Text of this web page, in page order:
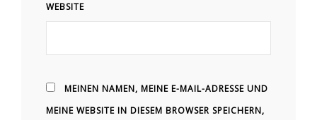
WEBSITE
MEINEN NAMEN, MEINE E-MAIL-ADRESSE UND
MEINE WEBSITE IN DIESEM BROWSER SPEICHERN,